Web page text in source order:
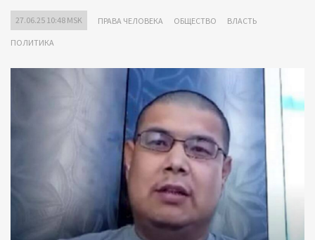
27.06.25 10:48 MSK ПРАВА ЧЕЛОВЕКА ОБЩЕСТВО ВЛАСТЬ
ПОЛИТИКА